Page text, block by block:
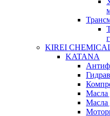
KIREI
KATANA
Масла
Масла